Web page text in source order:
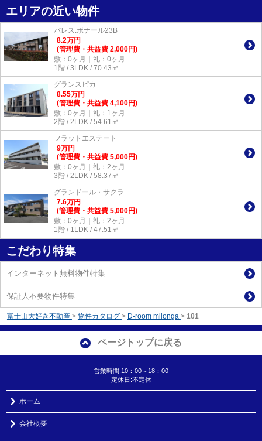
エリアの近い物件
パレス.ボナール23B
8.2万円
(管理費・共益費 2,000円)
敷：0ヶ月｜礼：0ヶ月
1階 / 3LDK / 70.43㎡
グランスピカ
8.55万円
(管理費・共益費 4,100円)
敷：0ヶ月｜礼：1ヶ月
2階 / 2LDK / 54.61㎡
フラットエステート
9万円
(管理費・共益費 5,000円)
敷：0ヶ月｜礼：2ヶ月
3階 / 2LDK / 58.37㎡
グランドール・サクラ
7.6万円
(管理費・共益費 5,000円)
敷：0ヶ月｜礼：2ヶ月
1階 / 1LDK / 47.51㎡
こだわり特集
インターネット無料物件特集
保証人不要物件特集
富士山大好き不動産 > 物件カタログ > D-room milonga > 101
ページトップに戻る
営業時間:10：00～18：00
定休日:不定休
ホーム
会社概要